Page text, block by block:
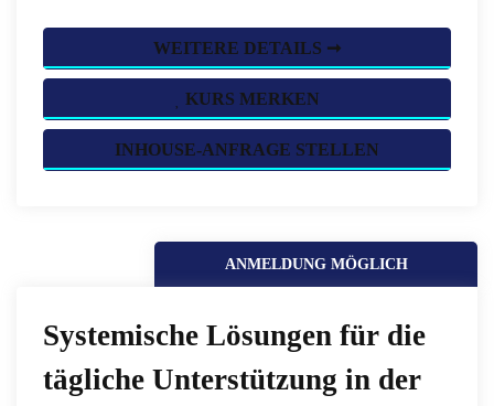
WEITERE DETAILS ➞
KURS MERKEN
INHOUSE-ANFRAGE STELLEN
ANMELDUNG MÖGLICH
Systemische Lösungen für die
tägliche Unterstützung in der